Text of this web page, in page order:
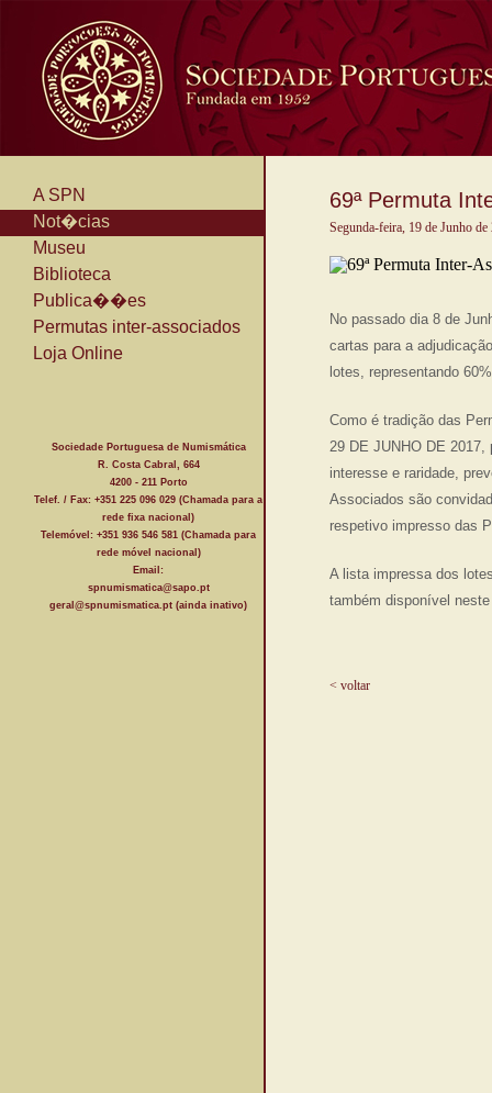
A SPN
Not�cias
Museu
Biblioteca
Publica��es
Permutas inter-associados
Loja Online
Sociedade Portuguesa de Numismática
R. Costa Cabral, 664
4200 - 211 Porto
Telef. / Fax: +351 225 096 029 (Chamada para a
rede fixa nacional)
Telemóvel: +351 936 546 581 (Chamada para
rede móvel nacional)
Email:
spnumismatica@sapo.pt
geral@spnumismatica.pt (ainda inativo)
69ª Permuta
Segunda-feira, 19 de Junho de
No passado dia 8 de
cartas para a
lotes, representando
Como é tradição das
29 DE JUNHO DE
interesse e raridade,
Associados são
respetivo impresso das
A lista impressa dos
também disponível
< voltar